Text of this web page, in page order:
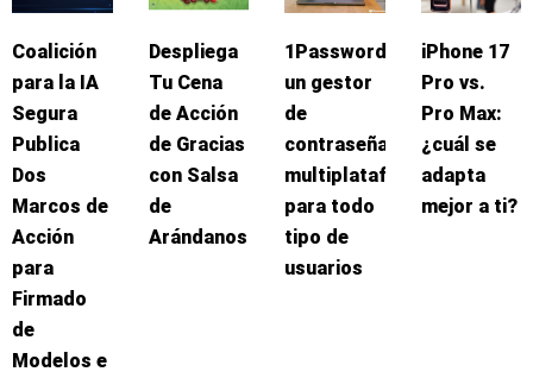
Coalición
para la IA
Segura
Publica
Dos
Marcos de
Acción
para
Firmado
de
Modelos e
Despliega
Tu Cena
de Acción
de Gracias
con Salsa
de
Arándanos
1Password:
un gestor
de
contraseñas
multiplataforma
para todo
tipo de
usuarios
iPhone 17
Pro vs.
Pro Max:
¿cuál se
adapta
mejor a ti?